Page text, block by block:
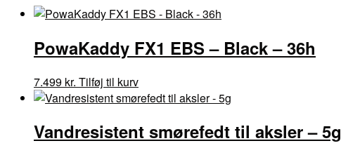
PowaKaddy FX1 EBS – Black – 36h
7.499 kr. Tilføj til kurv
Vandresistent smørefedt til aksler – 5g